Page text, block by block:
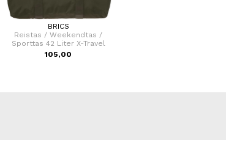
BRICS
Reistas / Weekendtas /
Sporttas 42 Liter X-Travel
105,00